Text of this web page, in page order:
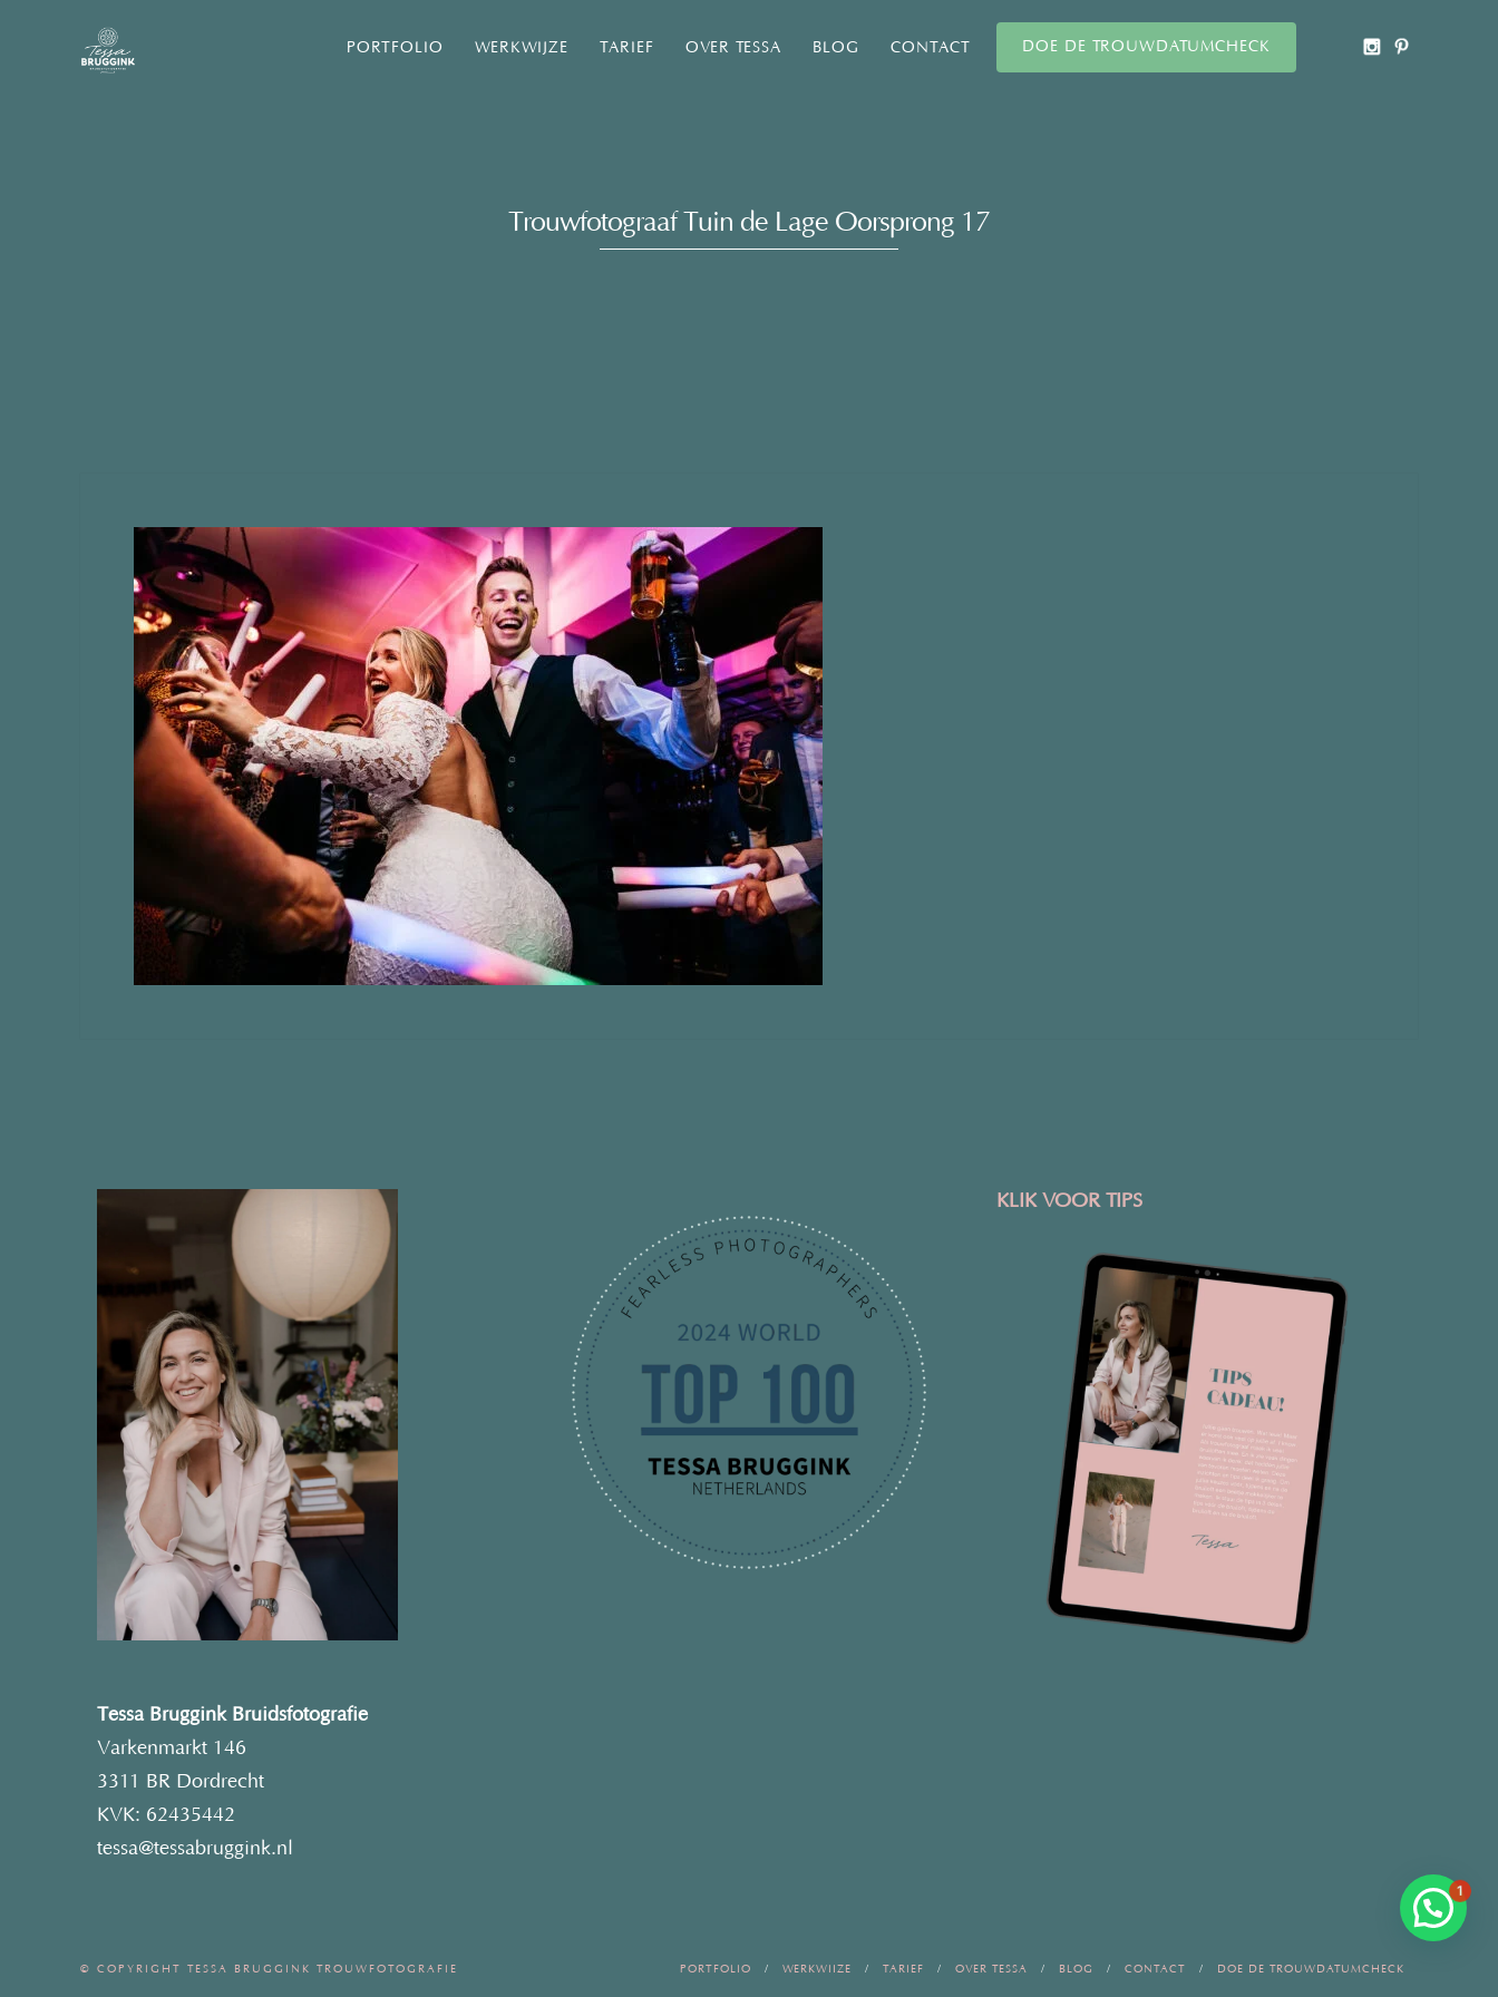
PORTFOLIO WERKWIJZE TARIEF OVER TESSA BLOG CONTACT DOE DE TROUWDATUMCHECK
Trouwfotograaf Tuin de Lage Oorsprong 17
Tessa Bruggink Bruidsfotografie
Varkenmarkt 146
3311 BR Dordrecht
KVK: 62435442
tessa@tessabruggink.nl
KLIK VOOR TIPS
© COPYRIGHT TESSA BRUGGINK TROUWFOTOGRAFIE PORTFOLIO WERKWIJZE TARIEF OVER TESSA BLOG CONTACT DOE DE TROUWDATUMCHECK
1